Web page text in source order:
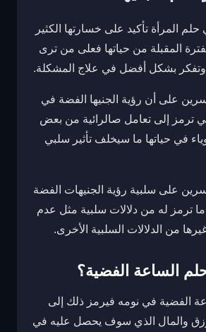
المرأة تأكيد على خسارتها الكثير
المقبلة من حياتها فعلى من ترى
وتفكر بشكل أفضل في علاج المشكلة.
على أن رؤية الجنيها الفضة في
ترمز إلى تعامل صالرائية من بعض
في حياتها ما سيخلف تأثير سلبي
على سلبية رؤية الجنيهات الفضة
ما ترمز له من دلالات سلبية مثل عدم
من الدلالات السلبية الأخرى.
الساعة الفضية؟
الفضية في نومه فيرمز ذلك إلى
والمال الذي سوف يحصل عليه في